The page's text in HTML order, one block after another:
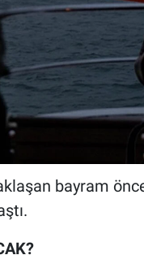
bayram